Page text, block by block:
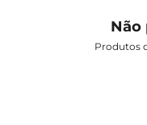
Não
Produtos